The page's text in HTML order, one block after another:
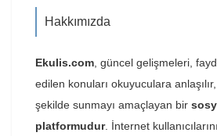
Hakkımızda
Ekulis.com , güncel gelişmeleri,
edilen konuları okuyuculara
şekilde sunmayı amaçlayan bir
platformudur. İnternet